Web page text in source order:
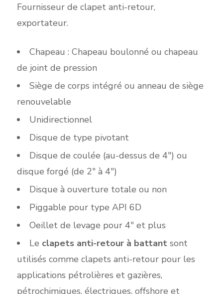
Fournisseur de clapet anti-retour,
exportateur.
Chapeau : Chapeau boulonné ou chapeau
de joint de pression
Siège de corps intégré ou anneau de siège
renouvelable
Unidirectionnel
Disque de type pivotant
Disque de coulée (au-dessus de 4") ou
disque forgé (de 2" à 4")
Disque à ouverture totale ou non
Piggable pour type API 6D
Oeillet de levage pour 4" et plus
Le clapets anti-retour à battantsont
utilisés comme clapets anti-retour pour les
applications pétrolières et gazières,
pétrochimiques, électriques, offshore et